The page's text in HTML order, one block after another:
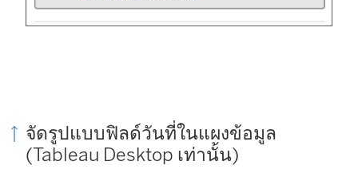
จัดรูปแบบฟิลด์วันที่ในแผงข้อมูล
(Tableau Desktop เท่านั้น)